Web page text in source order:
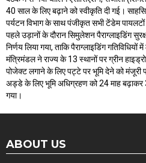
40 साल के लिए बढ़ाने को स्वीकृति दी गई।
पर्यटन विभाग के साथ पंजीकृत सभी टेंडेम
पहले उड़ानों के दौरान सिमुलेशन पैराग्लाइडिंग
निर्णय लिया गया, ताकि पैराग्लाइडिंग
मंत्रिमंडल ने राज्य के 13 स्थानों पर ग्रीन
पोजेक्ट लगाने के लिए पट्टे पर भूमि देने को मंजूरी
अड्डे के लिए भूमि अधिग्रहण को 24 माह
गया।
ABOUT US